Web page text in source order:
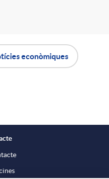
econòmiques